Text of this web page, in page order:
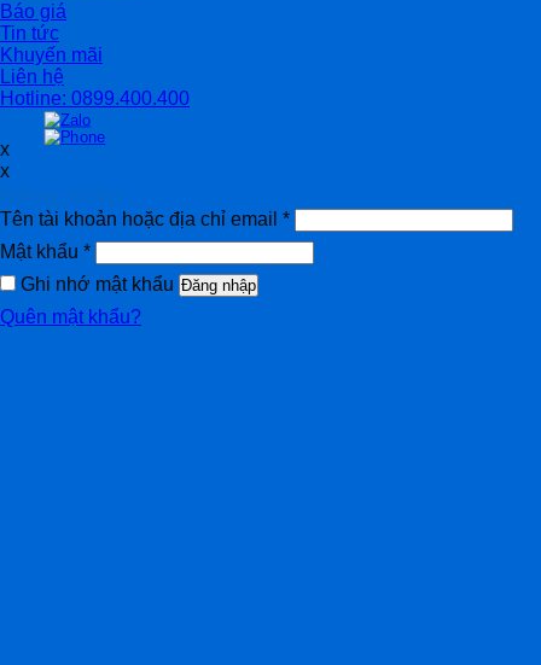
Báo giá
Tin tức
Khuyến mãi
Liên hệ
Hotline: 0899.400.400
x
x
Tên tài khoản hoặc địa chỉ email *
Mật khẩu *
Ghi nhớ mật khẩu Đăng nhập
Quên mật khẩu?